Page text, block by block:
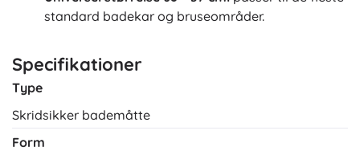
standard badekar og bruseområder.
Specifikationer
Type
Skridsikker bademåtte
Form